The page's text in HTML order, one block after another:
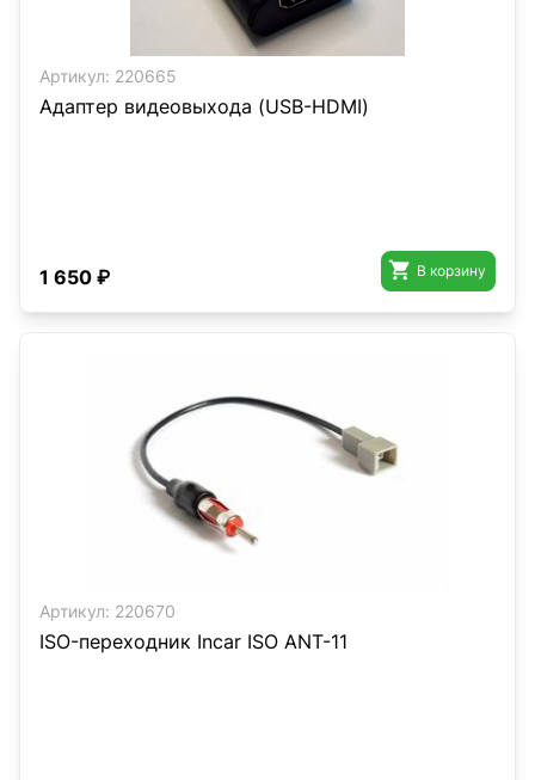
Артикул: 220665
Адаптер видеовыхода (USB-HDMI)
1 650 ₽  В корзину
Артикул: 220670
ISO-переходник Incar ISO ANT-11